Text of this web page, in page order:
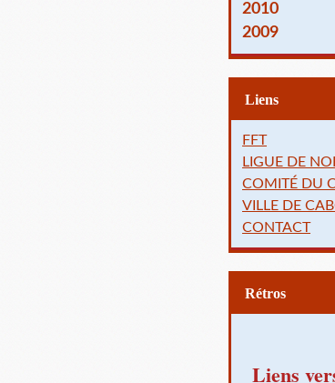
2010
2009
Liens
FFT
LIGUE DE
COMITÉ DU
VILLE DE
CONTACT
Rétros
Liens